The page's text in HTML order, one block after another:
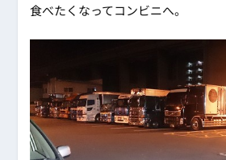
食べたくなってコンビニへ。